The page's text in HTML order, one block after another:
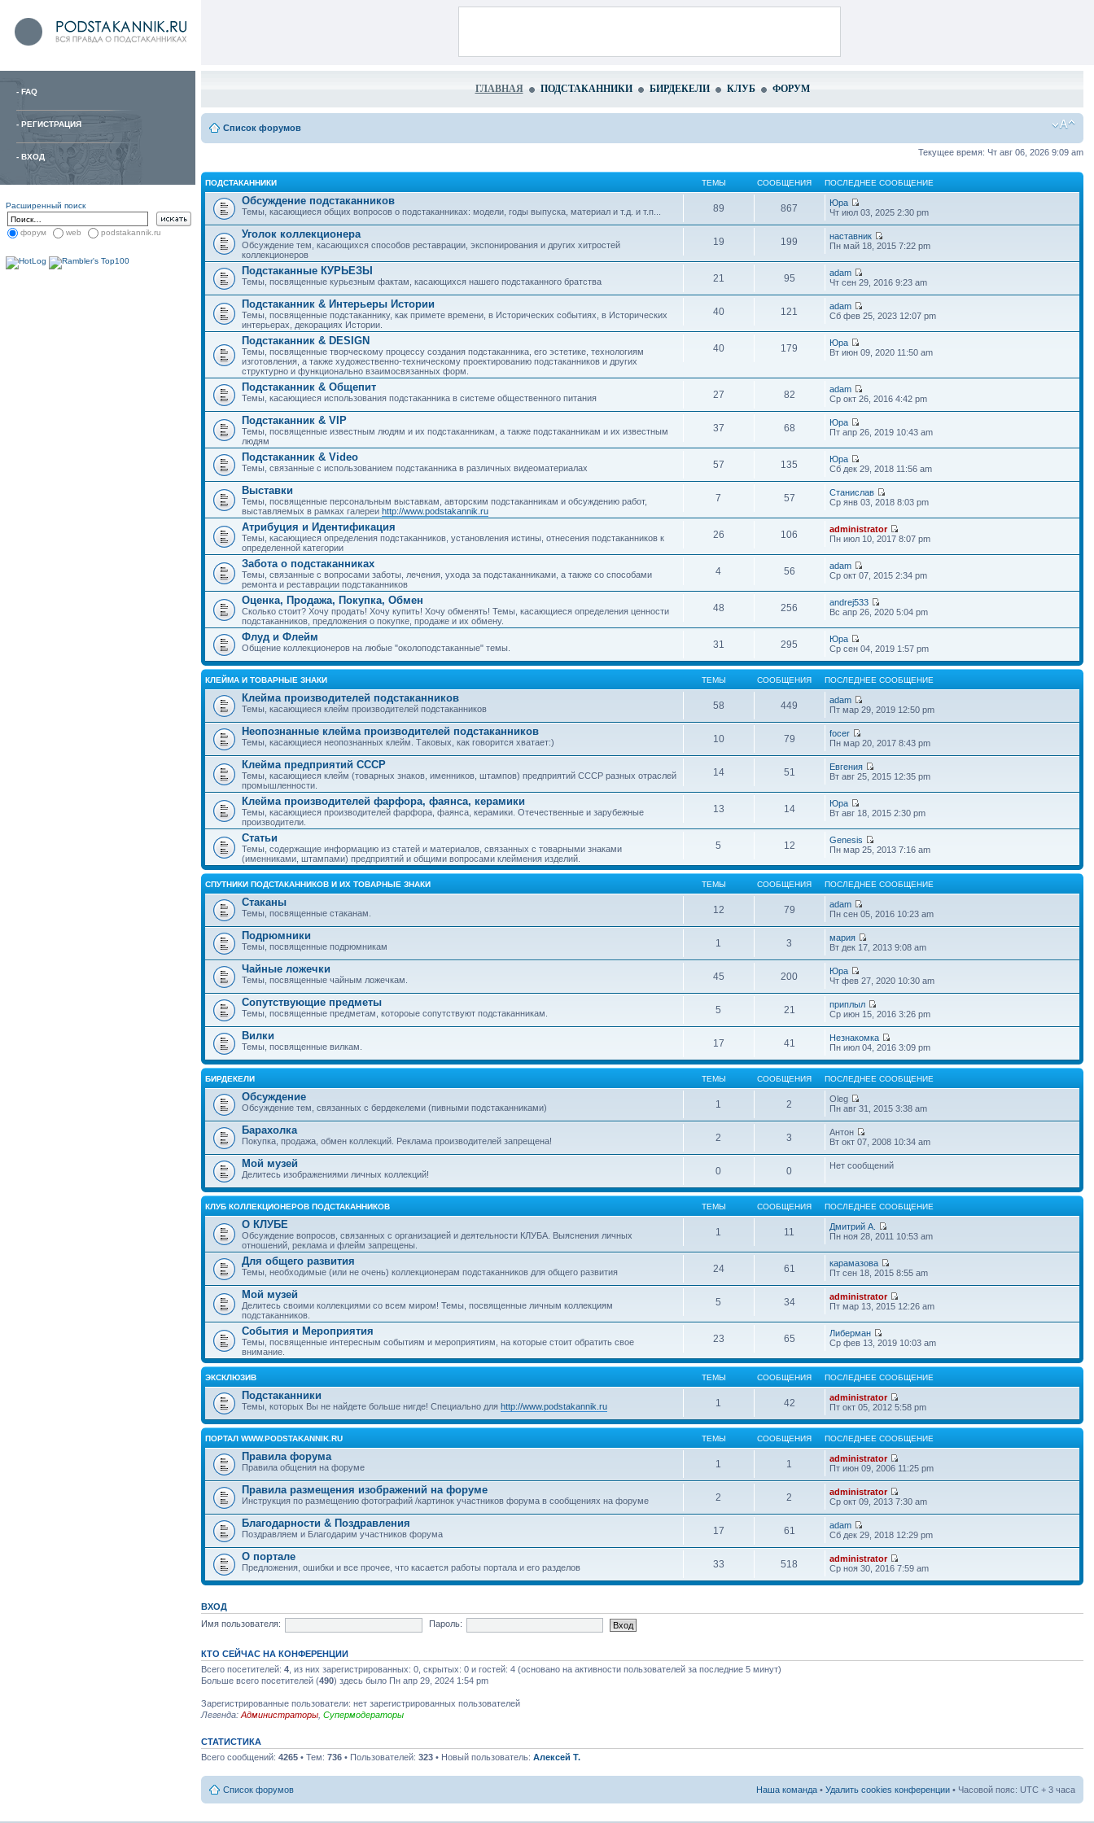
- FAQ
- РЕГИСТРАЦИЯ
- ВХОД
Расширенный поиск
форум web podstakannik.ru
ГЛАВНАЯ ПОДСТАКАННИКИ БИРДЕКЕЛИ КЛУБ ФОРУМ
Список форумов
Текущее время: Чт авг 06, 2026 9:09 am
ПОДСТАКАННИКИ ТЕМЫ СООБЩЕНИЯ ПОСЛЕДНЕЕ СООБЩЕНИЕ
Обсуждение подстаканников
Темы, касающиеся общих вопросов о подстаканниках: модели, годы выпуска, материал и т.д. и т.п... 89 867
Юра
Чт июл 03, 2025 2:30 pm
Уголок коллекционера
Обсуждение тем, касающихся способов реставрации, экспонирования и других хитростей
коллекционеров
19 199
наставник
Пн май 18, 2015 7:22 pm
Подстаканные КУРЬЕЗЫ
Темы, посвященные курьезным фактам, касающихся нашего подстаканного братства 21 95
adam
Чт сен 29, 2016 9:23 am
Подстаканник & Интерьеры Истории
Темы, посвященные подстаканнику, как примете времени, в Исторических событиях, в Исторических
интерьерах, декорациях Истории.
40 121
adam
Сб фев 25, 2023 12:07 pm
Подстаканник & DESIGN
Темы, посвященные творческому процессу создания подстаканника, его эстетике, технологиям
изготовления, а также художественно-техническому проектированию подстаканников и других
структурно и функционально взаимосвязанных форм.
40 179
Юра
Вт июн 09, 2020 11:50 am
Подстаканник & Общепит
Темы, касающиеся использования подстаканника в системе общественного питания 27 82
adam
Ср окт 26, 2016 4:42 pm
Подстаканник & VIP
Темы, посвященные известным людям и их подстаканникам, а также подстаканникам и их известным
людям
37 68
Юра
Пт апр 26, 2019 10:43 am
Подстаканник & Video
Темы, связанные с использованием подстаканника в различных видеоматериалах 57 135
Юра
Сб дек 29, 2018 11:56 am
Выставки
Темы, посвященные персональным выставкам, авторским подстаканникам и обсуждению работ,
выставляемых в рамках галереи http://www.podstakannik.ru
7 57
Станислав
Ср янв 03, 2018 8:03 pm
Атрибуция и Идентификация
Темы, касающиеся определения подстаканников, установления истины, отнесения подстаканников к
определенной категории
26 106
administrator
Пн июл 10, 2017 8:07 pm
Забота о подстаканниках
Темы, связанные с вопросами заботы, лечения, ухода за подстаканниками, а также со способами
ремонта и реставрации подстаканников
4 56
adam
Ср окт 07, 2015 2:34 pm
Оценка, Продажа, Покупка, Обмен
Сколько стоит? Хочу продать! Хочу купить! Хочу обменять! Темы, касающиеся определения ценности
подстаканников, предложения о покупке, продаже и их обмену.
48 256
andrej533
Вс апр 26, 2020 5:04 pm
Флуд и Флейм
Общение коллекционеров на любые "околоподстаканные" темы. 31 295
Юра
Ср сен 04, 2019 1:57 pm
КЛЕЙМА И ТОВАРНЫЕ ЗНАКИ ТЕМЫ СООБЩЕНИЯ ПОСЛЕДНЕЕ СООБЩЕНИЕ
Клейма производителей подстаканников
Темы, касающиеся клейм производителей подстаканников 58 449
adam
Пт мар 29, 2019 12:50 pm
Неопознанные клейма производителей подстаканников
Темы, касающиеся неопознанных клейм. Таковых, как говорится хватает:) 10 79
focer
Пн мар 20, 2017 8:43 pm
Клейма предприятий СССР
Темы, касающиеся клейм (товарных знаков, именников, штампов) предприятий СССР разных отраслей
промышленности.
14 51
Евгения
Вт авг 25, 2015 12:35 pm
Клейма производителей фарфора, фаянса, керамики
Темы, касающиеся производителей фарфора, фаянса, керамики. Отечественные и зарубежные
производители.
13 14
Юра
Вт авг 18, 2015 2:30 pm
Статьи
Темы, содержащие информацию из статей и материалов, связанных с товарными знаками
(именниками, штампами) предприятий и общими вопросами клеймения изделий.
5 12
Genesis
Пн мар 25, 2013 7:16 am
СПУТНИКИ ПОДСТАКАННИКОВ И ИХ ТОВАРНЫЕ ЗНАКИ ТЕМЫ СООБЩЕНИЯ ПОСЛЕДНЕЕ СООБЩЕНИЕ
Стаканы
Темы, посвященные стаканам. 12 79
adam
Пн сен 05, 2016 10:23 am
Подрюмники
Темы, посвященные подрюмникам 1 3
мария
Вт дек 17, 2013 9:08 am
Чайные ложечки
Темы, посвященные чайным ложечкам. 45 200
Юра
Чт фев 27, 2020 10:30 am
Сопутствующие предметы
Темы, посвященные предметам, котороые сопутствуют подстаканникам. 5 21
приплыл
Ср июн 15, 2016 3:26 pm
Вилки
Темы, посвященные вилкам. 17 41
Незнакомка
Пн июл 04, 2016 3:09 pm
БИРДЕКЕЛИ ТЕМЫ СООБЩЕНИЯ ПОСЛЕДНЕЕ СООБЩЕНИЕ
Обсуждение
Обсуждение тем, связанных с бердекелеми (пивными подстаканниками) 1 2
Oleg
Пн авг 31, 2015 3:38 am
Барахолка
Покупка, продажа, обмен коллекций. Реклама производителей запрещена! 2 3
Антон
Вт окт 07, 2008 10:34 am
Мой музей
Делитесь изображениями личных коллекций! 0 0 Нет сообщений
КЛУБ КОЛЛЕКЦИОНЕРОВ ПОДСТАКАННИКОВ ТЕМЫ СООБЩЕНИЯ ПОСЛЕДНЕЕ СООБЩЕНИЕ
О КЛУБЕ
Обсуждение вопросов, связанных с организацией и деятельности КЛУБА. Выяснения личных
отношений, реклама и флейм запрещены.
1 11
Дмитрий А.
Пн ноя 28, 2011 10:53 am
Для общего развития
Темы, необходимые (или не очень) коллекционерам подстаканников для общего развития 24 61
карамазова
Пт сен 18, 2015 8:55 am
Мой музей
Делитесь своими коллекциями со всем миром! Темы, посвященные личным коллекциям
подстаканников.
5 34
administrator
Пт мар 13, 2015 12:26 am
События и Мероприятия
Темы, посвященные интересным событиям и мероприятиям, на которые стоит обратить свое
внимание.
23 65
Либерман
Ср фев 13, 2019 10:03 am
ЭКСКЛЮЗИВ ТЕМЫ СООБЩЕНИЯ ПОСЛЕДНЕЕ СООБЩЕНИЕ
Подстаканники
Темы, которых Вы не найдете больше нигде! Специально для http://www.podstakannik.ru 1 42
administrator
Пт окт 05, 2012 5:58 pm
ПОРТАЛ WWW.PODSTAKANNIK.RU ТЕМЫ СООБЩЕНИЯ ПОСЛЕДНЕЕ СООБЩЕНИЕ
Правила форума
Правила общения на форуме 1 1
administrator
Пт июн 09, 2006 11:25 pm
Правила размещения изображений на форуме
Инструкция по размещению фотографий /картинок участников форума в сообщениях на форуме 2 2
administrator
Ср окт 09, 2013 7:30 am
Благодарности & Поздравления
Поздравляем и Благодарим участников форума 17 61
adam
Сб дек 29, 2018 12:29 pm
О портале
Предложения, ошибки и все прочее, что касается работы портала и его разделов 33 518
administrator
Ср ноя 30, 2016 7:59 am
ВХОД
Имя пользователя:
Пароль:
КТО СЕЙЧАС НА КОНФЕРЕНЦИИ
Всего посетителей: 4 , из них зарегистрированных: 0, скрытых: 0 и гостей: 4 (основано на активности пользователей за последние 5 минут)
Больше всего посетителей (490) здесь было Пн апр 29, 2024 1:54 pm
Зарегистрированные пользователи: нет зарегистрированных пользователей
Легенда: Администраторы Супермодераторы
СТАТИСТИКА
Всего сообщений: 4265 • Тем: 736 • Пользователей: 323 • Новый пользователь: Алексей Т.
Список форумов Наша команда • Удалить cookies конференции • Часовой пояс: UTC + 3 часа